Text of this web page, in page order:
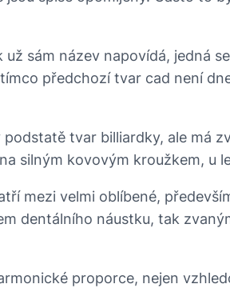
už sám název napovídá, jedná
předchozí tvar cad není
podstatě tvar billiardky, ale má
silným kovovým kroužkem, u
mezi velmi oblíbené,
dentálního náustku, tak
proporce, nejen